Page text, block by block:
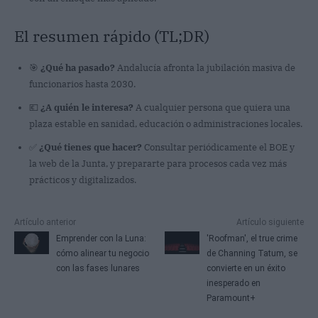
El resumen rápido (TL;DR)
🎯 ¿Qué ha pasado? Andalucía afronta la jubilación masiva de
funcionarios hasta 2030.
💶 ¿A quién le interesa? A cualquier persona que quiera una
plaza estable en sanidad, educación o administraciones locales.
¿Qué tienes que hacer? Consultar periódicamente el BOE y
la web de la Junta, y prepararte para procesos cada vez más
prácticos y digitalizados.
Artículo anterior
Emprender con la Luna:
cómo alinear tu negocio
con las fases lunares
Artículo siguiente
'Roofman', el true crime
de Channing Tatum, se
convierte en un éxito
inesperado en
Paramount+